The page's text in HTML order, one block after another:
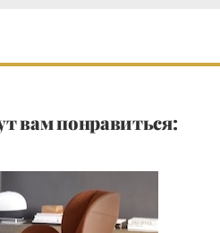
вам понравиться: